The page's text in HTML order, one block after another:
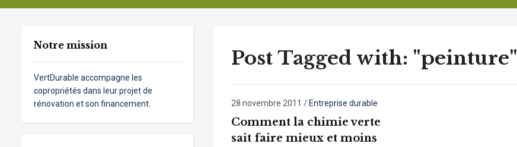
Notre mission
VertDurable accompagne les
copropriétés dans leur projet de
rénovation et son financement.
Post Tagged with: "peinture"
28 novembre 2011 / Entreprise durable
Comment la chimie verte
sait faire mieux et moins